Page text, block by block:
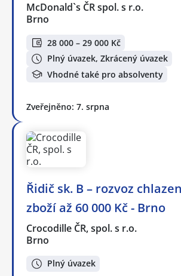
McDonald`s ČR spol. s r.o.
Brno
28 000 – 29 000 Kč
Plný úvazek, Zkrácený úvazek
Vhodné také pro absolventy
Zveřejněno: 7. srpna
Řidič sk. B – rozvoz
zboží až 60 000 Kč - Brno
Crocodille ČR, spol. s r.o.
Brno
Plný úvazek